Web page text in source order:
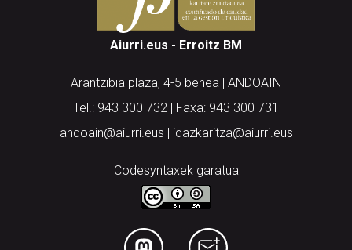
Aiurri.eus - Erroitz BM
Arantzibia plaza, 4-5 behea | ANDOAIN
Tel.: 943 300 732 | Faxa: 943 300 731
andoain@aiurri.eus | idazkaritza@aiurri.eus
Codesyntaxek garatua